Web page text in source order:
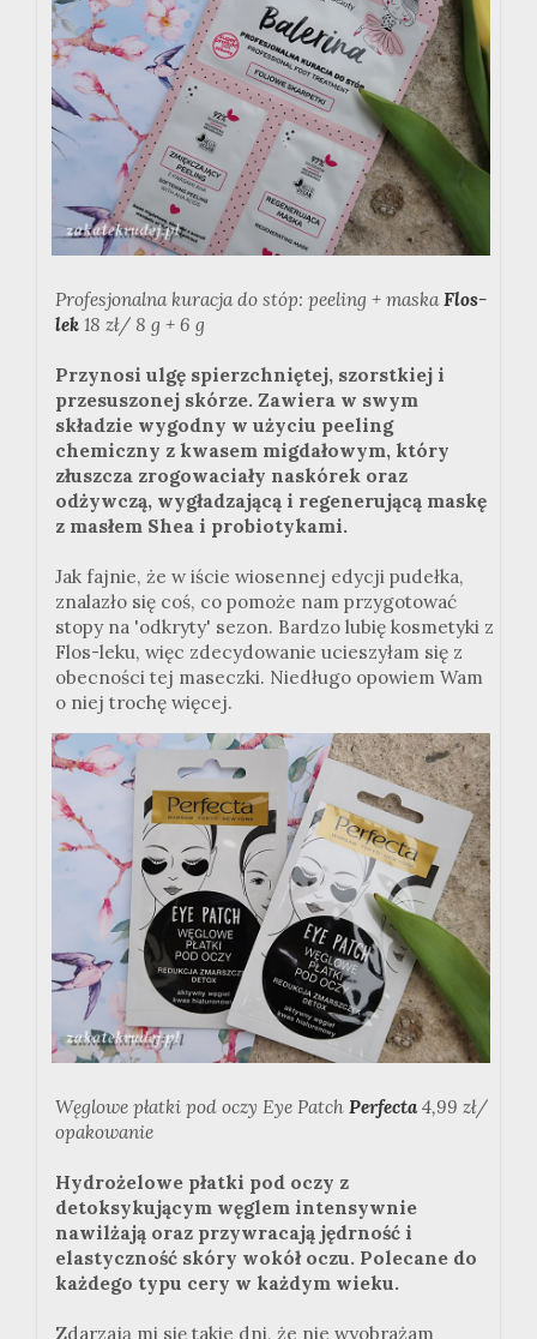
Profesjonalna kuracja do stóp: peeling + maskaFlos-
lek 18 zł/ 8 g + 6 g
Przynosi ulgę spierzchniętej, szorstkiej i
przesuszonej skórze. Zawiera w swym
składzie wygodny w użyciu peeling
chemiczny z kwasem migdałowym, który
złuszcza zrogowaciały naskórek oraz
odżywczą, wygładzającą i regenerującą maskę
z masłem Shea i probiotykami.
Jak fajnie, że w iście wiosennej edycji pudełka,
znalazło się coś, co pomoże nam przygotować
stopy na 'odkryty' sezon. Bardzo lubię kosmetyki z
Flos-leku, więc zdecydowanie ucieszyłam się z
obecności tej maseczki. Niedługo opowiem Wam
o niej trochę więcej.
Węglowe płatki pod oczy Eye Patch Perfecta4,99 zł/
opakowanie
Hydrożelowe płatki pod oczy z
detoksykującym węglem intensywnie
nawilżają oraz przywracają jędrność i
elastyczność skóry wokół oczu. Polecane do
każdego typu cery w każdym wieku.
Zdarzają mi się takie dni, że nie wyobrażam